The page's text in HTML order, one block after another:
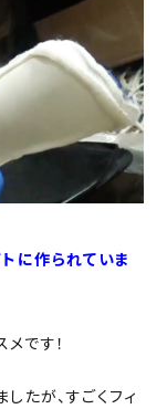
に作られていま
です！
たが、すごくフィ